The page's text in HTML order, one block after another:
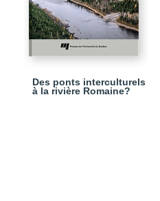
Des ponts interculturels
à la rivière Romaine?